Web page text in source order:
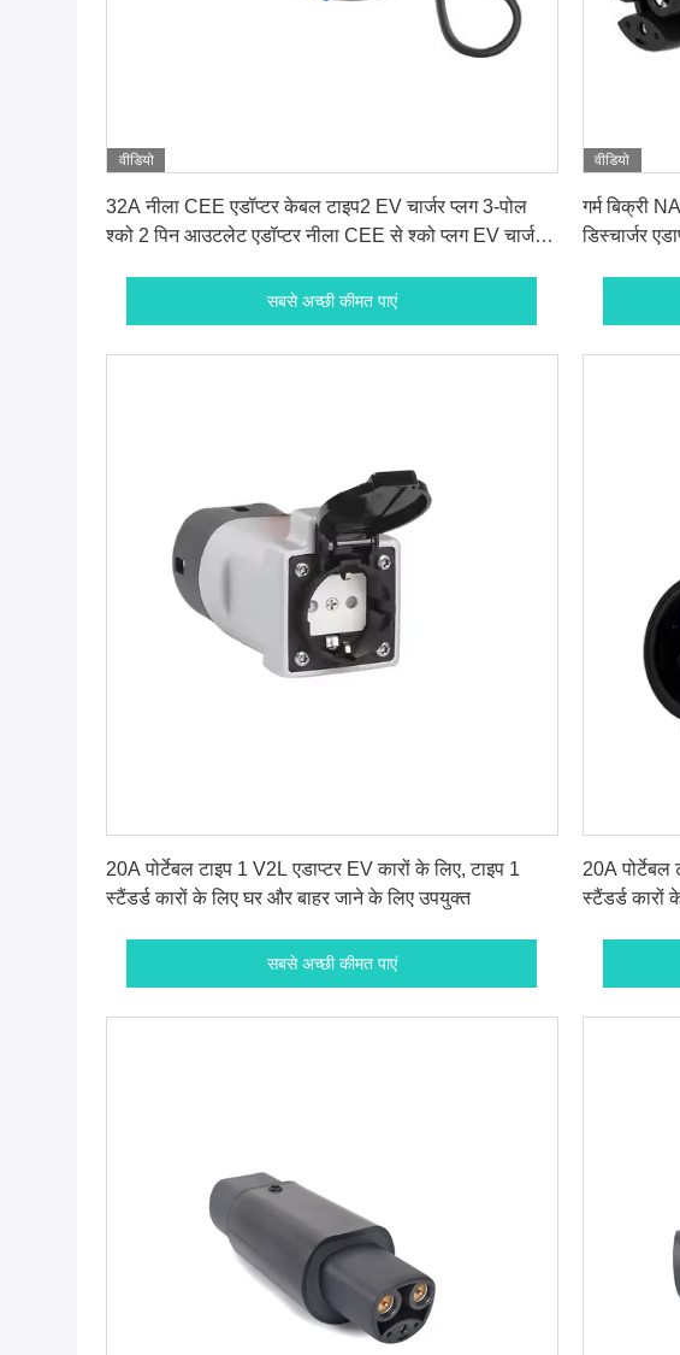
वीडियो
32A नीला CEE एडॉप्टर केबल टाइप2 EV चार्जर प्लग 3-पोल
श्को 2 पिन आउटलेट एडॉप्टर नीला CEE से श्को प्लग EV चार्जर
सबसे अच्छी कीमत पाएं
वीडियो
गर्म बिक्री
डिस्चार्जर
20A पोर्टेबल टाइप 1 V2L एडाप्टर EV कारों के लिए, टाइप 1
स्टैंडर्ड कारों के लिए घर और बाहर जाने के लिए उपयुक्त
सबसे अच्छी कीमत पाएं
20A पोर्टेबल
स्टैंडर्ड कारों